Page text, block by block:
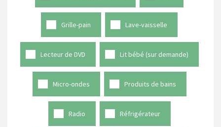
Grille-pain Lave-vaisselle
Lecteur de DVD Lit bébé (sur demande)
Micro-ondes Produits de bains
Radio Réfrigérateur